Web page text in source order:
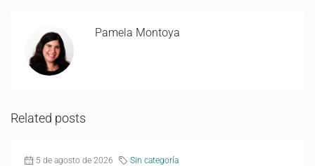
Pamela Montoya
Related posts
5 de agosto de 2026 Sin categoría